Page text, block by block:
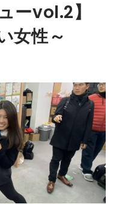
ーvol.2】
女性～